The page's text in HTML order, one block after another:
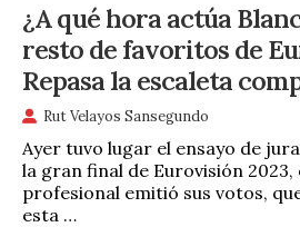
¿A qué hora actúa
resto de favoritos de
Repasa la escaleta
Rut Velayos Sansegundo
Ayer tuvo lugar el ensayo de
la gran final de Eurovisión 2023,
profesional emitió sus votos,
esta …